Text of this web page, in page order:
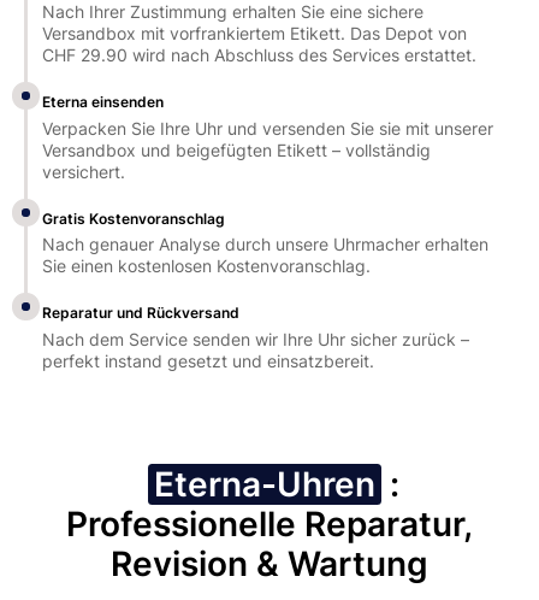
Nach Ihrer Zustimmung erhalten Sie eine sichere
Versandbox mit vorfrankiertem Etikett. Das Depot von
CHF 29.90 wird nach Abschluss des Services erstattet.
Eterna einsenden
Verpacken Sie Ihre Uhr und versenden Sie sie mit unserer
Versandbox und beigefügten Etikett – vollständig
versichert.
Gratis Kostenvoranschlag
Nach genauer Analyse durch unsere Uhrmacher erhalten
Sie einen kostenlosen Kostenvoranschlag.
Reparatur und Rückversand
Nach dem Service senden wir Ihre Uhr sicher zurück –
perfekt instand gesetzt und einsatzbereit.
Eterna-Uhren :
Professionelle Reparatur,
Revision & Wartung